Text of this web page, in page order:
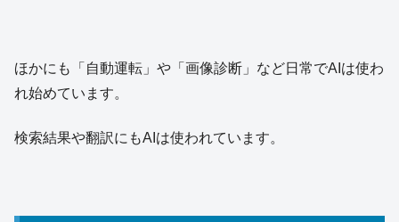
ほかにも「自動運転」や「画像診断」など日常でAIは使わ
れ始めています。
検索結果や翻訳にもAIは使われています。